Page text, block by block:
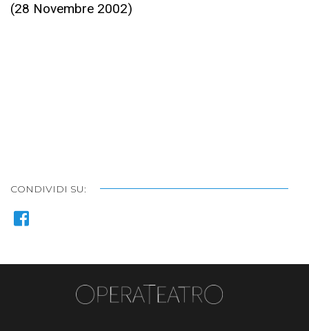
(28 Novembre 2002)
CONDIVIDI SU: